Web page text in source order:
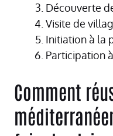
Découverte
Visite de
Initiation à la
Participation
Comment